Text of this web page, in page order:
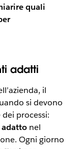
quali
adatti
il
si devono
processi:
adatto nel
Ogni giorno